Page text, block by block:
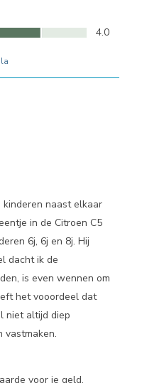
4.0
naast elkaar
in de Citroen C5
6j, 6j en 8j. Hij
dacht ik de
is even wennen om
het vooordeel dat
niet altijd diep
vastmaken.
voor je geld,